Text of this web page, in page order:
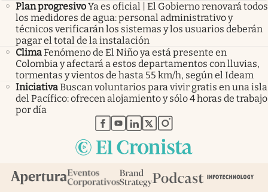
Plan progresivoYa es oficial | El Gobierno renovará todos
los medidores de agua: personal administrativo y
técnicos verificarán los sistemas y los usuarios deberán
pagar el total de la instalación
ClimaFenómeno de El Niño ya está presente en
Colombia y afectará a estos departamentos con lluvias,
tormentas y vientos de hasta 55 km/h, según el Ideam
IniciativaBuscan voluntarios para vivir gratis en una isla
del Pacífico: ofrecen alojamiento y sólo 4 horas de trabajo
por día
abre en nueva pestaña
abre en nueva pestaña
abre en nueva pestaña
abre en nueva pestaña
abre en nueva pestaña